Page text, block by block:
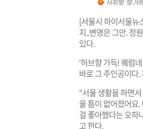
[서울시 하이서울뉴
지..변명은 그만. 정
있다.
‘허브향 가득! 퀘럼
바로 그 주인공이다
“서울 생활을 하면
울 틈이 없어졌어요
걸 좋아했다는 오하
고 한다.